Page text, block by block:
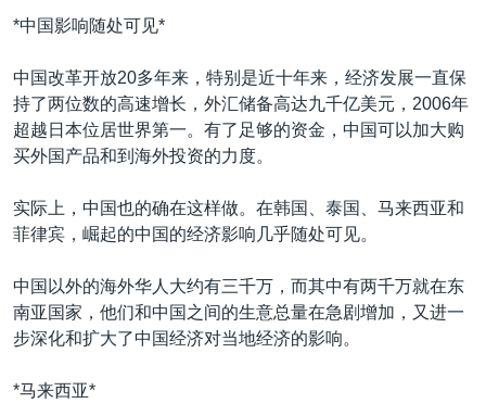
转
检
索
欧洲
美洲
全球议题
科教·文娱·体健
劳工
环境
白宫要闻
美中关系
美国建国250周年
美国之音专访
台海两岸关系
南中国海争端
VOA视频
中文广播
关注我们
其他语言网站
*中国影响随处可见*
中国改革开放20多年来，特别是近十年来，经济发展一直保
持了两位数的高速增长，外汇储备高达九千亿美元，2006年
超越日本位居世界第一。有了足够的资金，中国可以加大购
买外国产品和到海外投资的力度。
实际上，中国也的确在这样做。在韩国、泰国、马来西亚和
菲律宾，崛起的中国的经济影响几乎随处可见。
中国以外的海外华人大约有三千万，而其中有两千万就在东
南亚国家，他们和中国之间的生意总量在急剧增加，又进一
步深化和扩大了中国经济对当地经济的影响。
*马来西亚*